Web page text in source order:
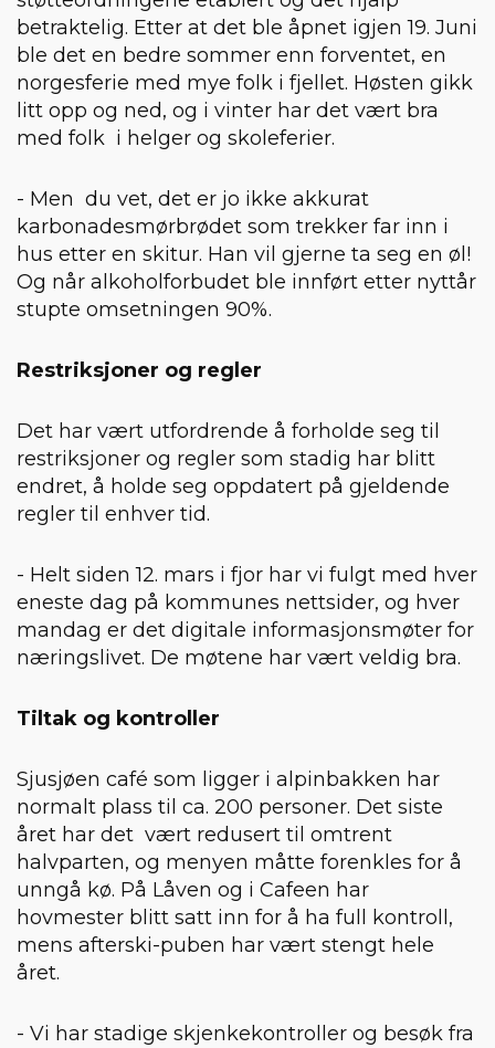
betraktelig. Etter at det ble åpnet igjen 19. Juni
ble det en bedre sommer enn forventet, en
norgesferie med mye folk i fjellet. Høsten gikk
litt opp og ned, og i vinter har det vært bra
med folk i helger og skoleferier.
- Men du vet, det er jo ikke akkurat
karbonadesmørbrødet som trekker far inn i
hus etter en skitur. Han vil gjerne ta seg en øl!
Og når alkoholforbudet ble innført etter nyttår
stupte omsetningen 90%.
Restriksjoner og regler
Det har vært utfordrende å forholde seg til
restriksjoner og regler som stadig har blitt
endret, å holde seg oppdatert på gjeldende
regler til enhver tid.
- Helt siden 12. mars i fjor har vi fulgt med hver
eneste dag på kommunes nettsider, og hver
mandag er det digitale informasjonsmøter for
næringslivet. De møtene har vært veldig bra.
Tiltak og kontroller
Sjusjøen café som ligger i alpinbakken har
normalt plass til ca. 200 personer. Det siste
året har det vært redusert til omtrent
halvparten, og menyen måtte forenkles for å
unngå kø. På Låven og i Cafeen har
hovmester blitt satt inn for å ha full kontroll,
mens afterski-puben har vært stengt hele
året.
- Vi har stadige skjenkekontroller og besøk fra